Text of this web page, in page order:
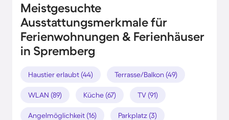
Meistgesuchte
Ausstattungsmerkmale für
Ferienwohnungen & Ferienhäuser
in Spremberg
Haustier erlaubt (44) Terrasse/Balkon (49)
WLAN (89) Küche (67) TV (91)
Angelmöglichkeit (16) Parkplatz (3)